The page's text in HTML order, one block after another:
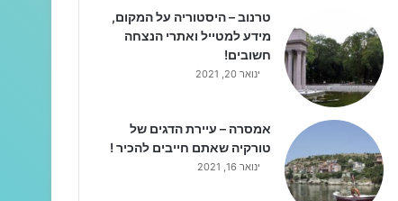
טרנוב – היסטוריה על המקום,
מידע למטייל ואתרי הנצחה
חשובים!
ינואר 20, 2021
אמסרה – עיירת הדגים של
טורקיה שאתם חייבים להכיר !
ינואר 16, 2021